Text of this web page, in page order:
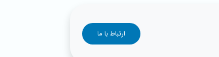
ارتباط با ما